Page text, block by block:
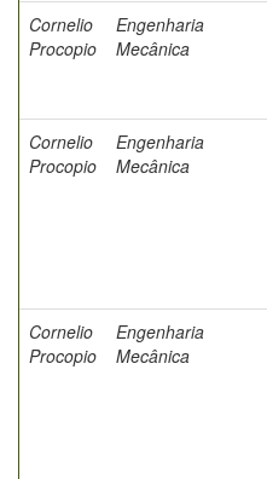
Cornelio
Procopio
Engenharia
Mecânica
Cornelio
Procopio
Engenharia
Mecânica
Cornelio
Procopio
Engenharia
Mecânica